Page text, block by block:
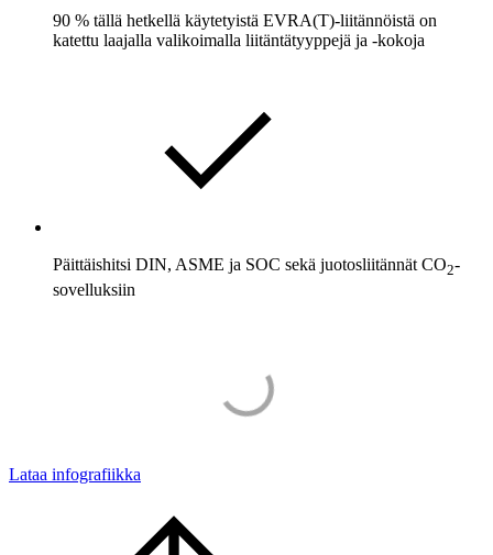
90 % tällä hetkellä käytetyistä EVRA(T)-liitännöistä on
katettu laajalla valikoimalla liitäntätyyppejä ja -kokoja
Päittäishitsi DIN, ASME ja SOC sekä juotosliitännät CO2-
sovelluksiin
Lataa infografiikka